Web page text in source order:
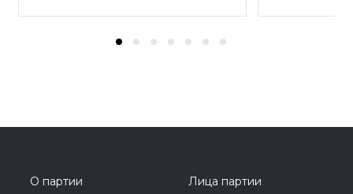
О партии
Лица партии